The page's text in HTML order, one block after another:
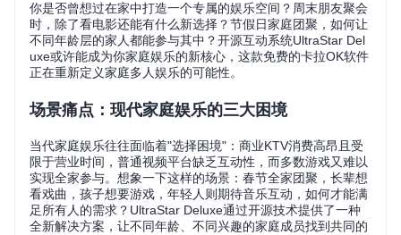
你是否曾想过在家中打造一个专属的娱乐空间？周末朋友聚会
时，除了看电影还能有什么新选择？节假日家庭团聚，如何让
不同年龄层的家人都能参与其中？开源互动系统UltraStar Del
uxe或许能成为你家庭娱乐的新核心，这款免费的卡拉OK软件
正在重新定义家庭多人娱乐的可能性。
场景痛点：现代家庭娱乐的三大困境
当代家庭娱乐往往面临着"选择困境"：商业KTV消费高昂且受
限于营业时间，普通视频平台缺乏互动性，而多数游戏又难以
实现全家参与。想象一下这样的场景：春节全家团聚，长辈想
看戏曲，孩子想要游戏，年轻人则期待音乐互动，如何才能满
足所有人的需求？UltraStar Deluxe通过开源技术提供了一种
全新解决方案，让不同年龄、不同兴趣的家庭成员找到共同的